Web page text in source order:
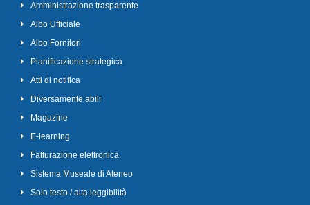
Amministrazione trasparente
Albo Ufficiale
Albo Fornitori
Pianificazione strategica
Atti di notifica
Diversamente abili
Magazine
E-learning
Fatturazione elettronica
Sistema Museale di Ateneo
Solo testo / alta leggibilità